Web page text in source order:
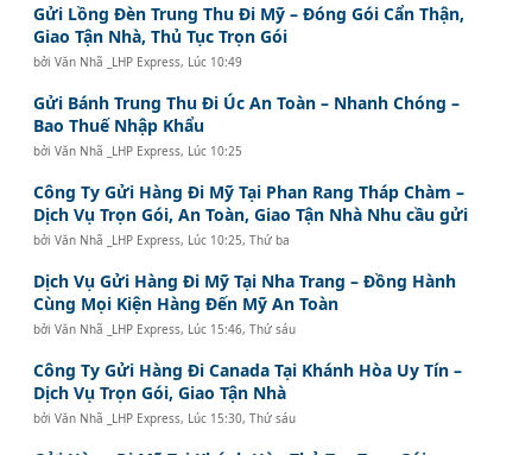
Gửi Lồng Đèn Trung Thu Đi Mỹ – Đóng Gói Cẩn Thận,
Giao Tận Nhà, Thủ Tục Trọn Gói
bởiVăn Nhã _LHP Express, Lúc 10:49
Gửi Bánh Trung Thu Đi Úc An Toàn – Nhanh Chóng –
Bao Thuế Nhập Khẩu
bởiVăn Nhã _LHP Express, Lúc 10:25
Công Ty Gửi Hàng Đi Mỹ Tại Phan Rang Tháp Chàm –
Dịch Vụ Trọn Gói, An Toàn, Giao Tận Nhà Nhu cầu gửi
bởiVăn Nhã _LHP Express, Lúc 10:25, Thứ ba
Dịch Vụ Gửi Hàng Đi Mỹ Tại Nha Trang – Đồng Hành
Cùng Mọi Kiện Hàng Đến Mỹ An Toàn
bởiVăn Nhã _LHP Express, Lúc 15:46, Thứ sáu
Công Ty Gửi Hàng Đi Canada Tại Khánh Hòa Uy Tín –
Dịch Vụ Trọn Gói, Giao Tận Nhà
bởiVăn Nhã _LHP Express, Lúc 15:30, Thứ sáu